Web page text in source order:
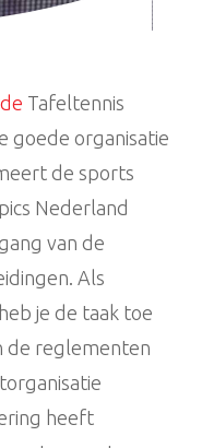
Tafeltennis
goede organisatie
de sports
Nederland
van de
Als
je de taak toe
de reglementen
heeft